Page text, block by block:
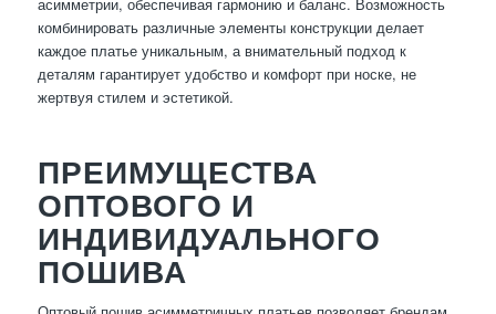
комбинировать различные элементы конструкции делает
каждое платье уникальным, а внимательный подход к
деталям гарантирует удобство и комфорт при носке, не
жертвуя стилем и эстетикой.
ПРЕИМУЩЕСТВА
ОПТОВОГО И
ИНДИВИДУАЛЬНОГО
ПОШИВА